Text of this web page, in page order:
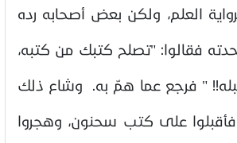
العلم، ولكن بعض أصحابه رده
فقالوا: "تصلح كتبك من كتبه،
" فرجع عما همّ به. وشاع ذلك
فأقبلوا على كتب سحنون، وهجروا